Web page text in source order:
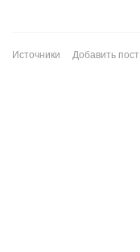
Источники Добавить пост